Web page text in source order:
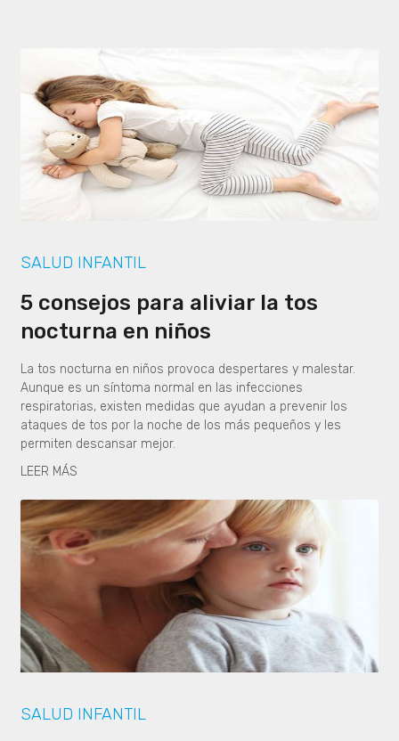
SALUD INFANTIL
5 consejos para aliviar la tos
nocturna en niños
La tos nocturna en niños provoca despertares y malestar.
Aunque es un síntoma normal en las infecciones
respiratorias, existen medidas que ayudan a prevenir los
ataques de tos por la noche de los más pequeños y les
permiten descansar mejor.
LEER MÁS
SALUD INFANTIL